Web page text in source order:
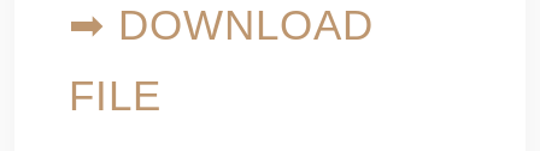
➡ DOWNLOAD
FILE